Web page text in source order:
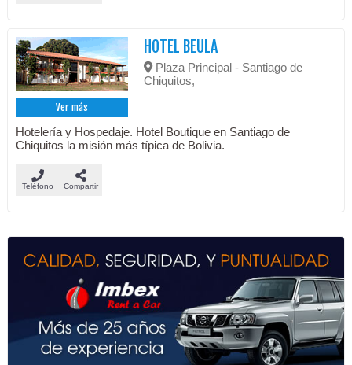
Ver más
HOTEL BEULA
Plaza Principal - Santiago de
Chiquitos,
Hotelería y Hospedaje. Hotel Boutique en Santiago de
Chiquitos la misión más típica de Bolivia.
Teléfono Compartir